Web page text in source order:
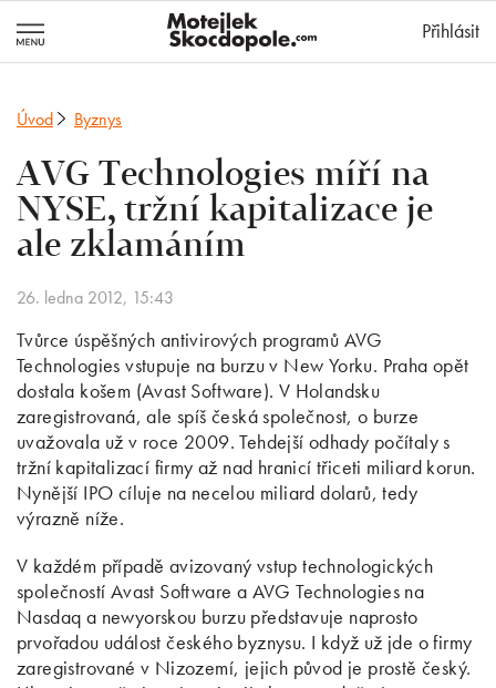
Přihlásit
Úvod Byznys
AVG Technologies míří na
NYSE, tržní kapitalizace je
ale zklamáním
26. ledna 2012, 15:43
Tvůrce úspěšných antivirových programů AVG
Technologies vstupuje na burzu v New Yorku. Praha opět
dostala košem (Avast Software). V Holandsku
zaregistrovaná, ale spíš česká společnost, o burze
uvažovala už v roce 2009. Tehdejší odhady počítaly s
tržní kapitalizací firmy až nad hranicí třiceti miliard korun.
Nynější IPO cíluje na necelou miliard dolarů, tedy
výrazně níže.
V každém případě avizovaný vstup technologických
společností Avast Software a AVG Technologies na
Nasdaq a newyorskou burzu představuje naprosto
prvořadou událost českého byznysu. I když už jde o firmy
zaregistrované v Nizozemí, jejich původ je prostě český.